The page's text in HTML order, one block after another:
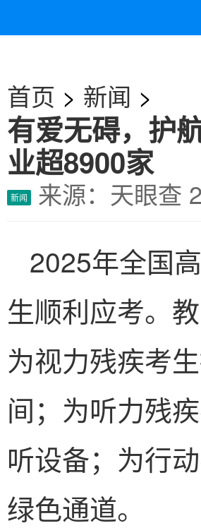
首页 > 新闻 >
有爱无碍，护
业超8900家
新闻 来源：天眼查
2025年全国
生顺利应考。
为视力残疾考
间；为听力残
听设备；为行
绿色通道。